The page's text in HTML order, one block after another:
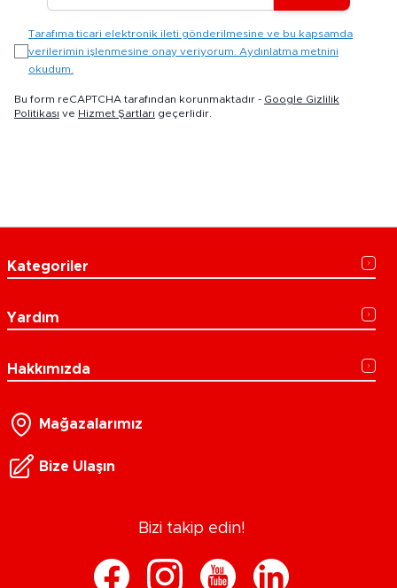
Tarafıma ticari elektronik ileti gönderilmesine ve bu kapsamda
verilerimin işlenmesine onay veriyorum. Aydınlatma metnini
okudum.
Bu form reCAPTCHA tarafından korunmaktadır - Google Gizlilik
Politikası ve Hizmet Şartları geçerlidir.
Kategoriler
Yardım
Hakkımızda
Mağazalarımız
Bize Ulaşın
Bizi takip edin!